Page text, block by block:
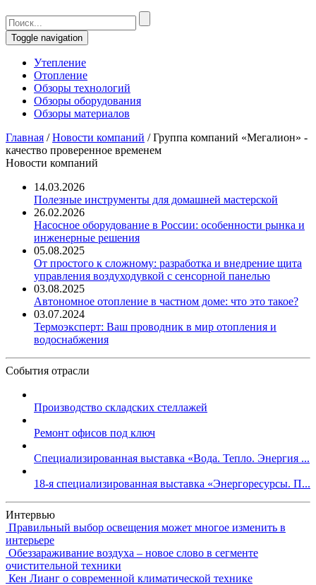
Toggle navigation
Утепление
Отопление
Обзоры технологий
Обзоры оборудования
Обзоры материалов
Главная /Новости компаний /Группа компаний «Мегалион» -
качество проверенное временем
Новости компаний
14.03.2026
Полезные инструменты для домашней мастерской
26.02.2026
Насосное оборудование в России: особенности рынка и
инженерные решения
05.08.2025
От простого к сложному: разработка и внедрение щита
управления воздуходувкой с сенсорной панелью
03.08.2025
Автономное отопление в частном доме: что это такое?
03.07.2024
Термоэксперт: Ваш проводник в мир отопления и
водоснабжения
События отрасли
Производство складских стеллажей
Ремонт офисов под ключ
Специализированная выставка «Вода. Тепло. Энергия ...
18-я специализированная выставка «Энергоресурсы. П...
Интервью
Правильный выбор освещения может многое изменить в
интерьере
Обеззараживание воздуха – новое слово в сегменте
очистительной техники
Кен Лианг о современной климатической технике